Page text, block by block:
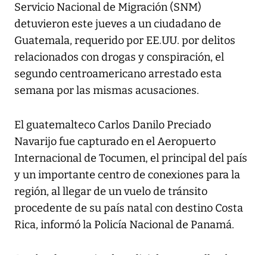
Servicio Nacional de Migración (SNM)
detuvieron este jueves a un ciudadano de
Guatemala, requerido por EE.UU. por delitos
relacionados con drogas y conspiración, el
segundo centroamericano arrestado esta
semana por las mismas acusaciones.
El guatemalteco Carlos Danilo Preciado
Navarijo fue capturado en el Aeropuerto
Internacional de Tocumen, el principal del país
y un importante centro de conexiones para la
región, al llegar de un vuelo de tránsito
procedente de su país natal con destino Costa
Rica, informó la Policía Nacional de Panamá.